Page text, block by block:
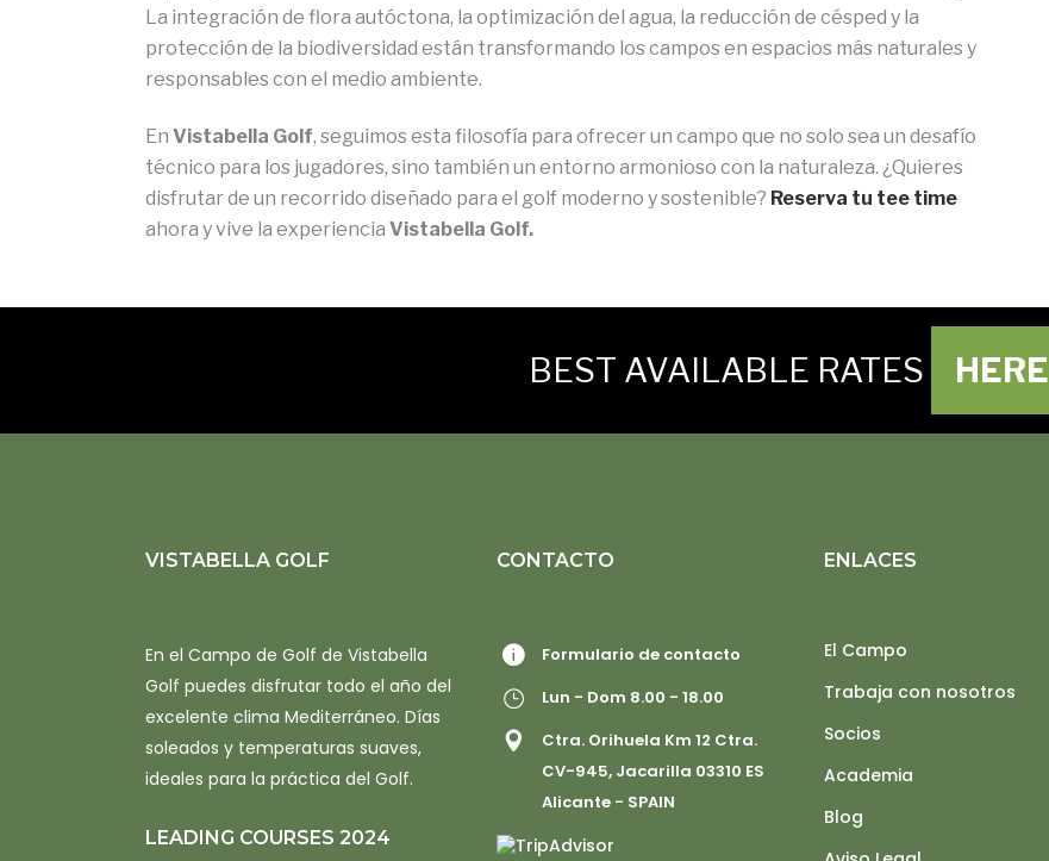
La integración de flora autóctona, la optimización del agua, la reducción de césped y la
protección de la biodiversidad están transformando los campos en espacios más naturales y
responsables con el medio ambiente.
En Vistabella Golf, seguimos esta filosofía para ofrecer un campo que no solo sea un desafío
técnico para los jugadores, sino también un entorno armonioso con la naturaleza. ¿Quieres
disfrutar de un recorrido diseñado para el golf moderno y sostenible? Reserva tu tee time
ahora y vive la experiencia Vistabella Golf.
BEST AVAILABLE RATES HERE
VISTABELLA GOLF
En el Campo de Golf de Vistabella
Golf puedes disfrutar todo el año del
excelente clima Mediterráneo. Días
soleados y temperaturas suaves,
ideales para la práctica del Golf.
LEADING COURSES 2024
CONTACTO
Formulario de contacto
Lun - Dom 8.00 - 18.00
Ctra. Orihuela Km 12 Ctra.
CV-945, Jacarilla 03310 ES
Alicante - SPAIN
ENLACES
El Campo
Trabaja con nosotros
Socios
Academia
Blog